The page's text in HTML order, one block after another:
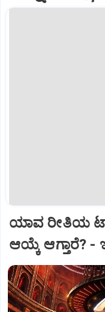
ಯಾವ ರೀತಿಯ
ಆಯ್ಕೆ ಆಗ್ತಾರೆ? -